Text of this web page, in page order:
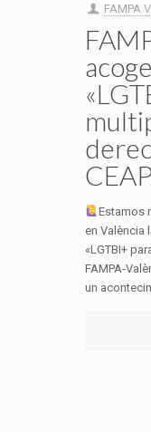
FAMPA
Estamos
en València
«LGTBI+
FAMPA-
un